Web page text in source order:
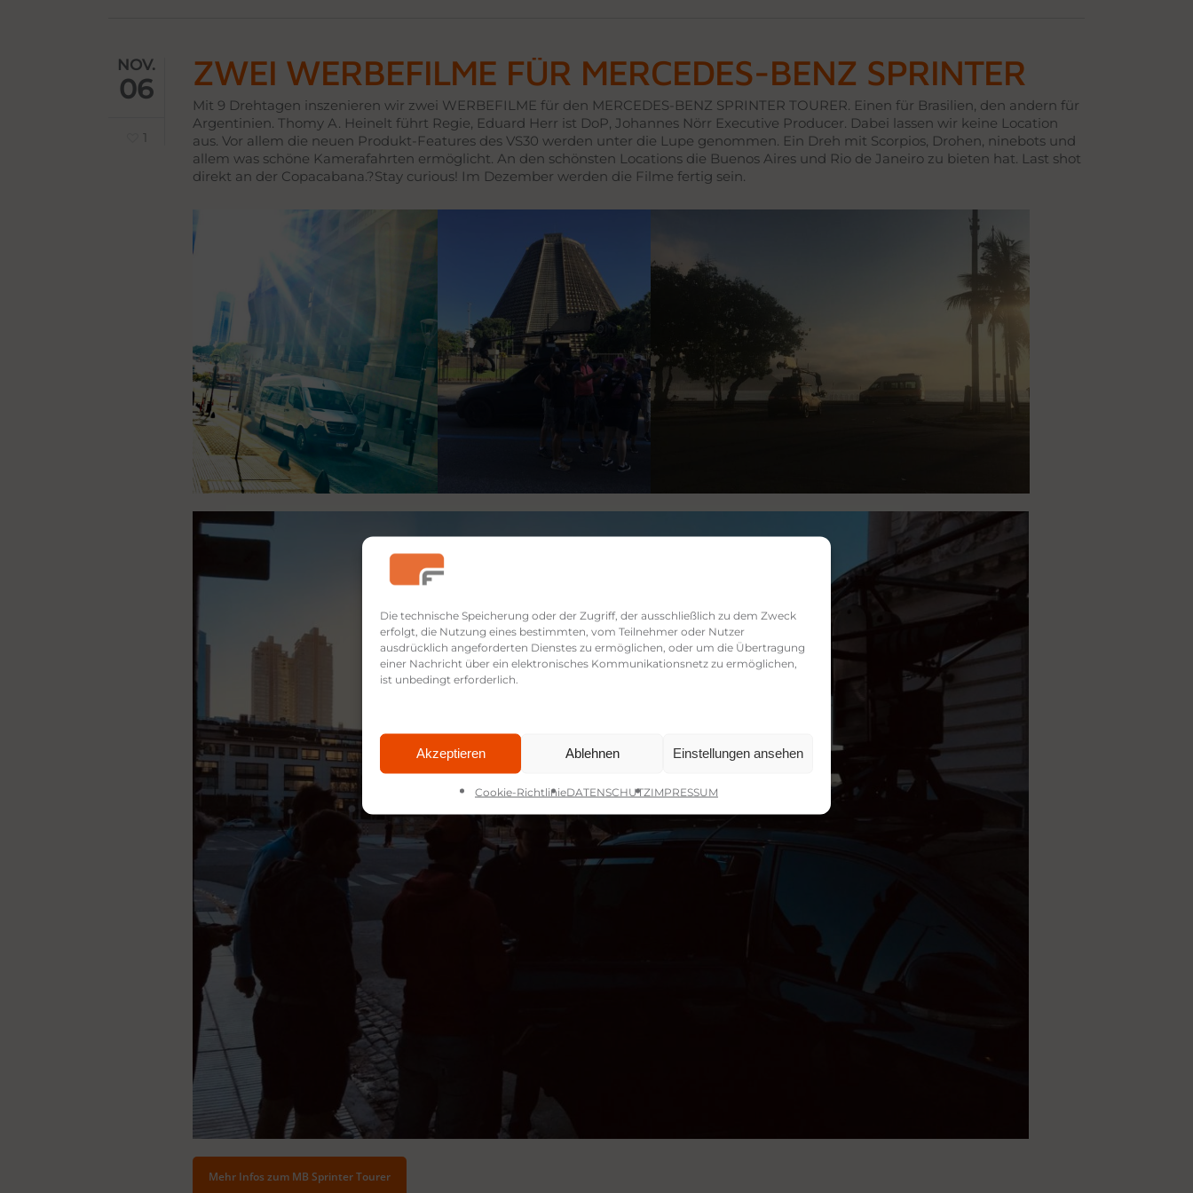
Die technische Speicherung oder der Zugriff, der ausschließlich zu dem Zweck
erfolgt, die Nutzung eines bestimmten, vom Teilnehmer oder Nutzer
ausdrücklich angeforderten Dienstes zu ermöglichen, oder um die Übertragung
einer Nachricht über ein elektronisches Kommunikationsnetz zu ermöglichen,
ist unbedingt erforderlich.
Akzeptieren Ablehnen Einstellungen ansehen
Cookie-RichtlinieDATENSCHUTZIMPRESSUM
NOV.
06
1
ZWEI WERBEFILME FÜR MERCEDES-BENZ SPRINTER
Mit 9 Drehtagen inszenieren wir zwei WERBEFILME für den MERCEDES-BENZ SPRINTER TOURER. Einen für Brasilien, den andern für
Argentinien. Thomy A. Heinelt führt Regie, Eduard Herr ist DoP, Johannes Nörr Executive Producer. Dabei lassen wir keine Location
aus. Vor allem die neuen Produkt-Features des VS30 werden unter die Lupe genommen. Ein Dreh mit Scorpios, Drohen, ninebots und
allem was schöne Kamerafahrten ermöglicht. An den schönsten Locations die Buenos Aires und Rio de Janeiro zu bieten hat. Last shot
direkt an der Copacabana.?Stay curious! Im Dezember werden die Filme fertig sein.
Mehr Infos zum MB Sprinter Tourer